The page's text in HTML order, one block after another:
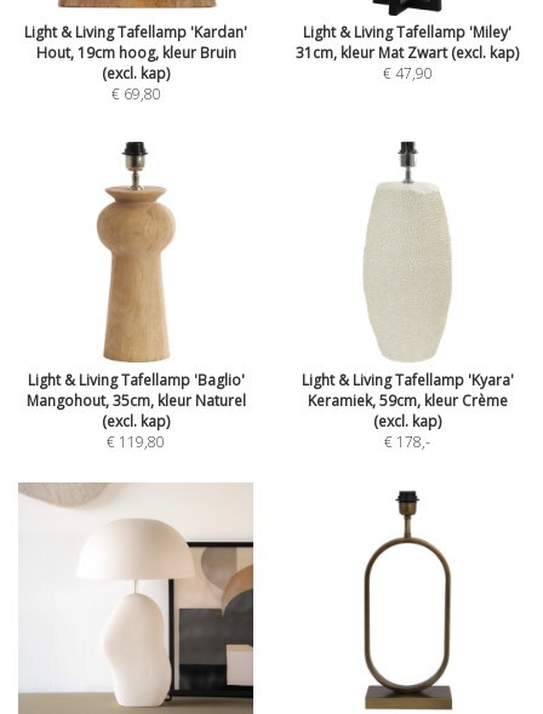
Light & Living Tafellamp 'Kardan'
Hout, 19cm hoog, kleur Bruin
(excl. kap)
€ 69,80
Light & Living Tafellamp 'Miley'
31cm, kleur Mat Zwart (excl. kap)
€ 47,90
Light & Living Tafellamp 'Baglio'
Mangohout, 35cm, kleur Naturel
(excl. kap)
€ 119,80
Light & Living Tafellamp 'Kyara'
Keramiek, 59cm, kleur Crème
(excl. kap)
€ 178,-